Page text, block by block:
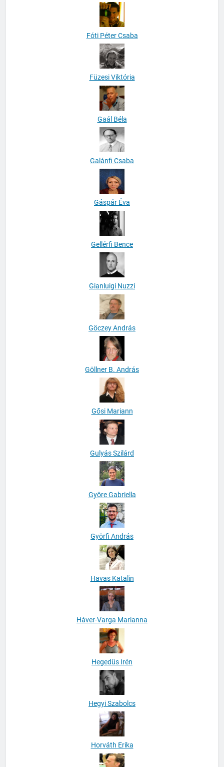
Fóti Péter Csaba
Füzesi Viktória
Gaál Béla
Galánfi Csaba
Gáspár Éva
Gellérfi Bence
Gianluigi Nuzzi
Göczey András
Göllner B. András
Gősi Mariann
Gulyás Szilárd
Györe Gabriella
Györfi András
Havas Katalin
Háver-Varga Marianna
Hegedüs Irén
Hegyi Szabolcs
Horváth Erika